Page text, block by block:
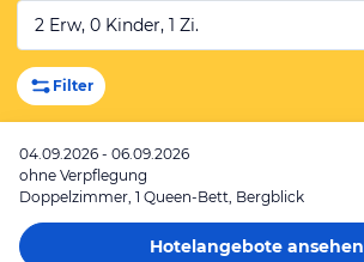
2 Erw, 0 Kinder, 1 Zi.
Filter
04.09.2026 - 06.09.2026
ohne Verpflegung
Doppelzimmer, 1 Queen-Bett, Bergblick
Hotelangeboteansehen